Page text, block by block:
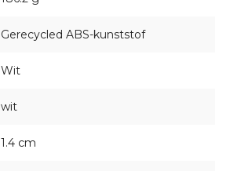
Gerecycled ABS-kunststof
Wit
wit
1.4 cm